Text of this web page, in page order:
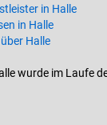
in Halle
in Halle
Halle
wurde im Laufe